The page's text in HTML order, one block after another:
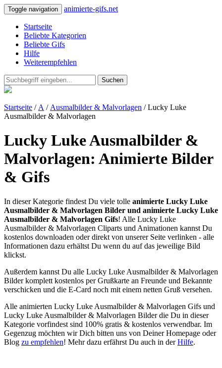
Toggle navigation animierte-gifs.net
Startseite
Beliebte Kategorien
Beliebte Gifs
Hilfe
Weiterempfehlen
Suchen
Startseite / A / Ausmalbilder & Malvorlagen / Lucky Luke
Ausmalbilder & Malvorlagen
Lucky Luke Ausmalbilder &
Malvorlagen: Animierte Bilder
& Gifs
In dieser Kategorie findest Du viele tolle animierte Lucky Luke
Ausmalbilder & Malvorlagen Bilder und animierte Lucky Luke
Ausmalbilder & Malvorlagen Gifs! Alle Lucky Luke
Ausmalbilder & Malvorlagen Cliparts und Animationen kannst Du
kostenlos downloaden oder direkt von unserer Seite verlinken - alle
Informationen dazu erhältst Du wenn du auf das jeweilige Bild
klickst.
Außerdem kannst Du alle Lucky Luke Ausmalbilder & Malvorlagen
Bilder komplett kostenlos per Grußkarte an Freunde und Bekannte
verschicken und die E-Card noch mit einem netten Gruß versehen.
Alle animierten Lucky Luke Ausmalbilder & Malvorlagen Gifs und
Lucky Luke Ausmalbilder & Malvorlagen Bilder die Du in dieser
Kategorie vorfindest sind 100% gratis & kostenlos verwendbar. Im
Gegenzug möchten wir Dich bitten uns von Deiner Homepage oder
Blog zu empfehlen! Mehr dazu erfährst Du auch in derHilfe.